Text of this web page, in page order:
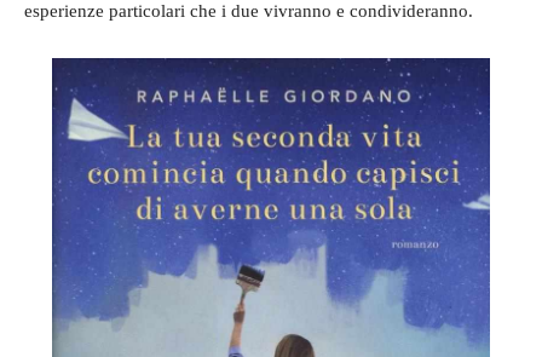
esperienze particolari che i due vivranno e condivideranno.